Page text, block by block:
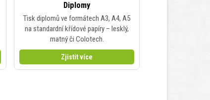
Diplomy
Tisk diplomů ve formátech A3, A4, A5
na standardní křídové papíry – lesklý,
matný či Colotech.
Zjistit více